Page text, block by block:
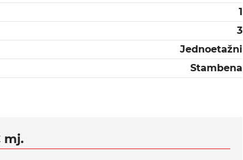
1
3
Jednoetažni
Stambena
mj.